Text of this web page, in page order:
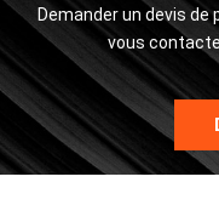
Demander un devis de
vous